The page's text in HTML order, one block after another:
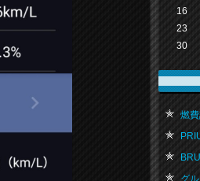
16
23
30
燃
グ